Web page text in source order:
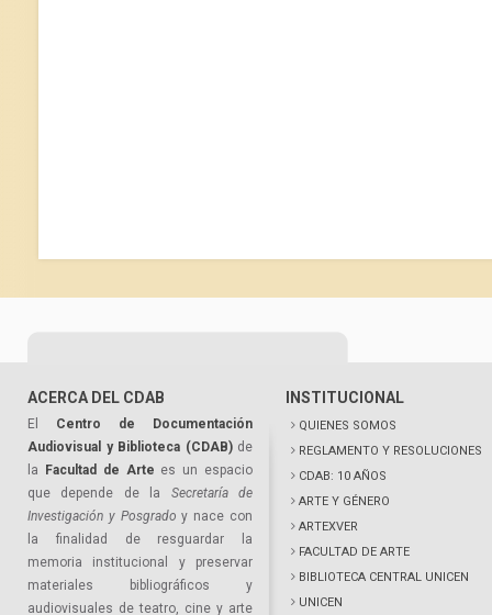
ACERCA DEL CDAB
El Centro de Documentación
Audiovisual y Biblioteca (CDAB)de
la
Facultad de Arte es un espacio
que depende de la Secretaría de
Investigación y Posgrado y nace con
la finalidad de resguardar la
memoria institucional y preservar
materiales bibliográficos y
audiovisuales de teatro, cine y arte
INSTITUCIONAL
QUIENES SOMOS
REGLAMENTO Y RESOLUCIONES
CDAB: 10 AÑOS
ARTE Y GÉNERO
ARTEXVER
FACULTAD DE ARTE
BIBLIOTECA CENTRAL UNICEN
UNICEN